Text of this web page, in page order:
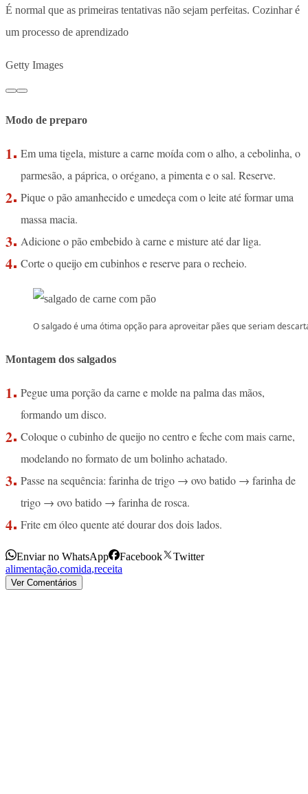
É normal que as primeiras tentativas não sejam perfeitas. Cozinhar é
um processo de aprendizado
Getty Images
Modo de preparo
Em uma tigela, misture a carne moída com o alho, a cebolinha, o
parmesão, a páprica, o orégano, a pimenta e o sal. Reserve.
Pique o pão amanhecido e umedeça com o leite até formar uma
massa macia.
Adicione o pão embebido à carne e misture até dar liga.
Corte o queijo em cubinhos e reserve para o recheio.
O salgado é uma ótima opção para aproveitar pães que seriam
Montagem dos salgados
Pegue uma porção da carne e molde na palma das mãos,
formando um disco.
Coloque o cubinho de queijo no centro e feche com mais carne,
modelando no formato de um bolinho achatado.
Passe na sequência: farinha de trigo → ovo batido → farinha de
trigo → ovo batido → farinha de rosca.
Frite em óleo quente até dourar dos dois lados.
Enviar no WhatsApp Facebook
Twitter
alimentação,comida,receita
Ver Comentários